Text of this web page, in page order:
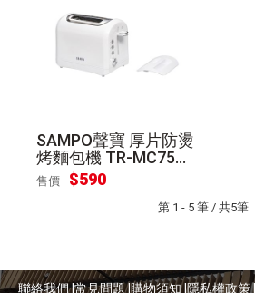
SAMPO聲寶 厚片防燙
烤麵包機 TR-MC75C
可寄離島
售價 $590
第 1 - 5 筆 / 共5筆
聯絡我們 |常見問題 |購物須知 |隱私權政策 |